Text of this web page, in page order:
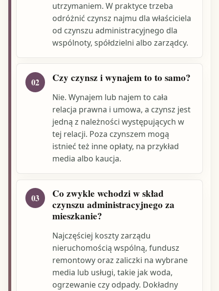
utrzymaniem. W praktyce trzeba
odróżnić czynsz najmu dla właściciela
od czynszu administracyjnego dla
wspólnoty, spółdzielni albo zarządcy.
02 Czy czynsz i wynajem to to samo?
Nie. Wynajem lub najem to cała
relacja prawna i umowa, a czynsz jest
jedną z należności występujących w
tej relacji. Poza czynszem mogą
istnieć też inne opłaty, na przykład
media albo kaucja.
03
Co zwykle wchodzi w skład
czynszu administracyjnego za
mieszkanie?
Najczęściej koszty zarządu
nieruchomością wspólną, fundusz
remontowy oraz zaliczki na wybrane
media lub usługi, takie jak woda,
ogrzewanie czy odpady. Dokładny